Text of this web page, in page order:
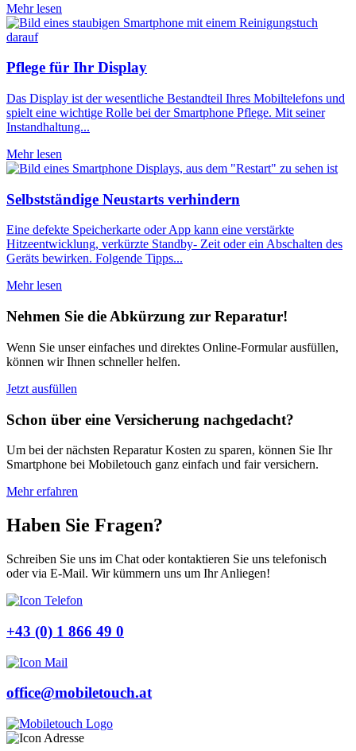
Mehr lesen
Pflege für Ihr Display
Das Display ist der wesentliche Bestandteil Ihres Mobiltelefons und
spielt eine wichtige Rolle bei der Smartphone Pflege. Mit seiner
Instandhaltung...
Mehr lesen
Selbstständige Neustarts verhindern
Eine defekte Speicherkarte oder App kann eine verstärkte
Hitzeentwicklung, verkürzte Standby- Zeit oder ein Abschalten des
Geräts bewirken. Folgende Tipps...
Mehr lesen
Nehmen Sie die Abkürzung zur Reparatur!
Wenn Sie unser einfaches und direktes Online-Formular ausfüllen,
können wir Ihnen schneller helfen.
Jetzt ausfüllen
Schon über eine Versicherung nachgedacht?
Um bei der nächsten Reparatur Kosten zu sparen, können Sie Ihr
Smartphone bei Mobiletouch ganz einfach und fair versichern.
Mehr erfahren
Haben Sie Fragen?
Schreiben Sie uns im Chat oder kontaktieren Sie uns telefonisch
oder via E-Mail. Wir kümmern uns um Ihr Anliegen!
+43 (0) 1 866 49 0
office@mobiletouch.at